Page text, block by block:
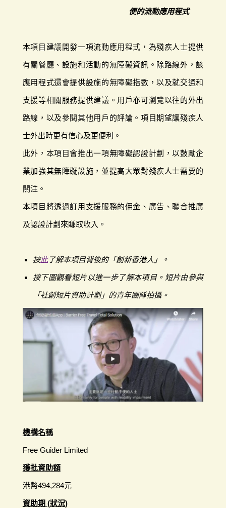
便的流動應用程式
本項目建議開發一項流動應用程式，為殘疾人士提供
有關餐廳、設施和活動的無障礙資訊。除路線外，該
應用程式還會提供設施的無障礙指數，以及就交通和
支援等相關服務提供建議。用戶亦可瀏覽以往的外出
路線，以及參閱其他用戶的評論。項目期望讓殘疾人
士外出時更有信心及更便利。
此外，本項目會推出一項無障礙認證計劃，以鼓勵企
業加強其無障礙設施，並提高大眾對殘疾人士需要的
關注。
本項目將透過訂用支援服務的佣金、廣告、聯合推廣
及認證計劃來賺取收入。
按此了解本項目背後的「創新香港人」。
按下圖觀看短片以進一步了解本項目。短片由參與
「社創短片資助計劃」的青年團隊拍攝。
機構名稱
Free Guider Limited
獲批資助額
港幣494,284元
資助期 (狀況)